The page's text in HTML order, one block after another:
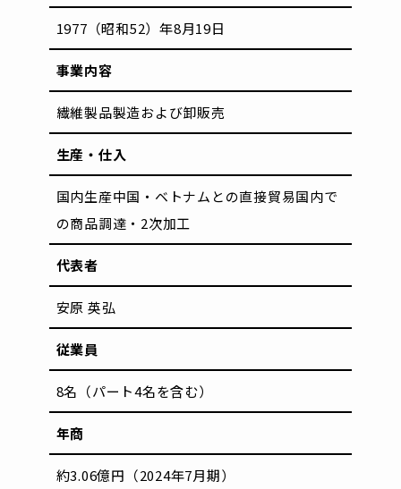
1977（昭和52）年8月19日
事業内容
繊維製品製造および卸販売
生産・仕入
国内生産中国・ベトナムとの直接貿易国内で
の商品調達・2次加工
代表者
安原 英弘
従業員
8名（パート4名を含む）
年商
約3.06億円（2024年7月期）